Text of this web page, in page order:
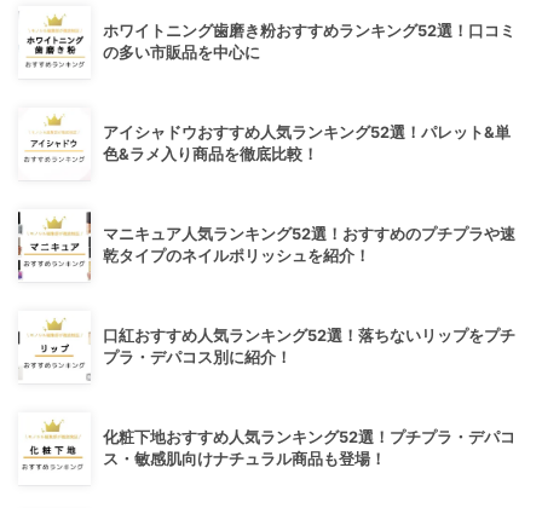
ホワイトニング歯磨き粉おすすめランキング52選！口コミ
の多い市販品を中心に
アイシャドウおすすめ人気ランキング52選！パレット&単
色&ラメ入り商品を徹底比較！
マニキュア人気ランキング52選！おすすめのプチプラや速
乾タイプのネイルポリッシュを紹介！
口紅おすすめ人気ランキング52選！落ちないリップをプチ
プラ・デパコス別に紹介！
化粧下地おすすめ人気ランキング52選！プチプラ・デパコ
ス・敏感肌向けナチュラル商品も登場！